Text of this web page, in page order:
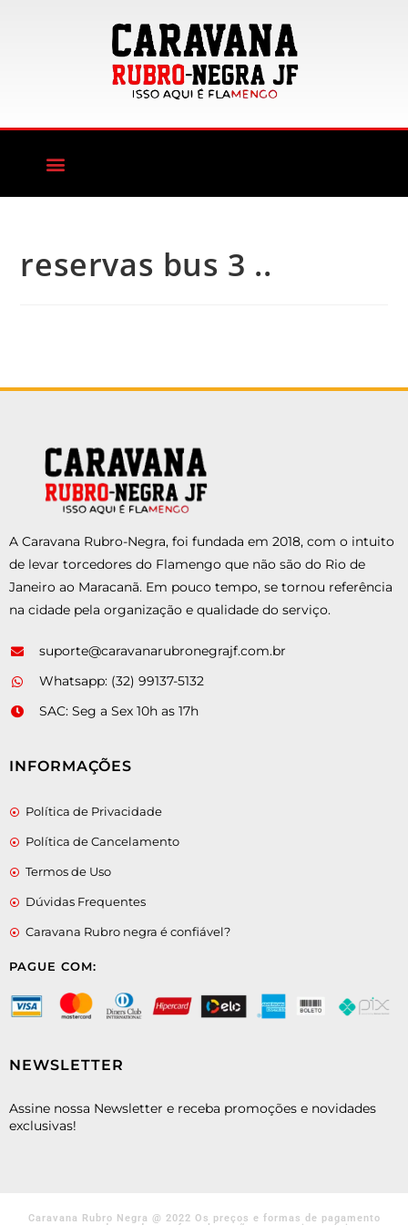
reservas bus 3 ..
A Caravana Rubro-Negra, foi fundada em 2018, com o intuito
de levar torcedores do Flamengo que não são do Rio de
Janeiro ao Maracanã. Em pouco tempo, se tornou referência
na cidade pela organização e qualidade do serviço.
suporte@caravanarubronegrajf.com.br
Whatsapp: (32) 99137-5132
SAC: Seg a Sex 10h as 17h
INFORMAÇÕES
Política de Privacidade
Política de Cancelamento
Termos de Uso
Dúvidas Frequentes
Caravana Rubro negra é confiável?
PAGUE COM:
NEWSLETTER
Assine nossa Newsletter e receba promoções e novidades
exclusivas!
Caravana Rubro Negra @ 2022 Os preços e formas de pagamento